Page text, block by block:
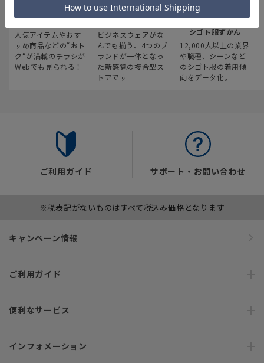
最新のお買い得情報
人気アイテムやおす
すめ商品などの“おト
ク“が満載のチラシが
Webでも見られる！
スーツスクエア
ビジネスウェアがな
んでも揃う、4つのブ
ランドが一体となっ
た新感覚の複合型ス
トアです
みんなの
シゴト服ずかん
12,000人以上の業界
や職種、シーンなど
のシゴト服の着用傾
向をデータ化。
ご利用ガイド サポート・お問い合わせ
※税表記がないものはすべて税込み価格となります
キャンペーン情報
ご利用ガイド
便利なサービス
インフォメーション